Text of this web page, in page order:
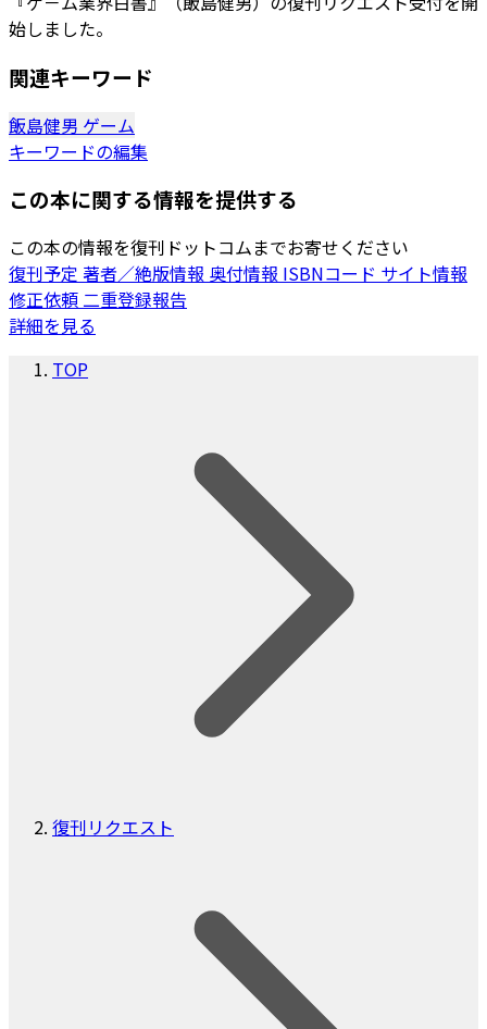
始しました。
関連キーワード
飯島健男 ゲーム
キーワードの編集
この本に関する情報を提供する
この本の情報を復刊ドットコムまでお寄せください
復刊予定 著者／絶版情報 奥付情報 ISBNコード サイト情報
修正依頼二重登録報告
詳細を見る
TOP
復刊リクエスト